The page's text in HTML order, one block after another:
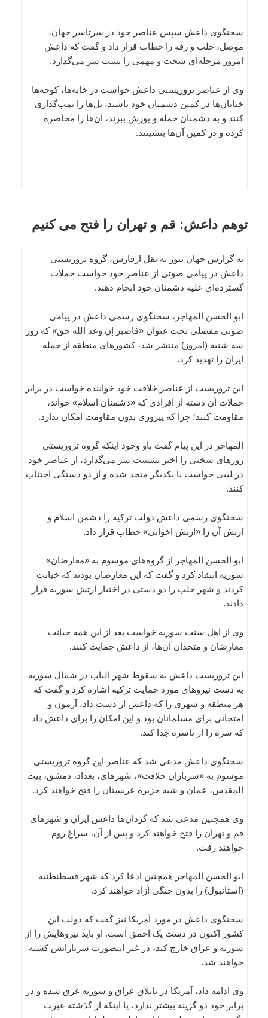
سخنگوی داعش سپس عناصر خود در سرتاسر جهان،
موصل، حلب و رقه را خطاب قرار داد و گفت که داعش
امروز مرحله‌ای سخت و مهمی را پشت سر می‌گذارد.
وی از عناصر تروریستی داعش خواست در خانه‌ها، کوچه‌ها
خیابان‌ها در کمین دشمنان خود باشند، پل‌ها را بمب‌گذاری
کنند و به دشمنان حمله و یورش ببرند، آن‌ها را محاصره
کرده و در کمین آن‌ها بنشینند.
توهم داعش: قم و تهران را فتح می کنیم
به گزارش جهان نیوز به نقل ازفارس، گروه تروریستی
داعش در پیامی صوتی از عناصر خود خواست حملات
گسترده‌ای علیه دشمنان خود انجام دهند.
ابو الحسن المهاجر، سخنگوی رسمی داعش در پیامی
صوتی مفصلی تحت عنوان «فاصبر إن وعد الله حق» که روز
سه شنبه (امروز) منتشر شد، کشورهای منطقه از جمله
ایران را تهدید کرد.
این تروریست از عناصر خلافت خود خواننده خواست در برابر
حملات آن دسته از افرادی که «دشمنان اسلام» خواند،
مقاومت کنند؛ چرا که پیروزی بدون مقاومت امکان ندارد.
المهاجر در این پیام گفت باو وجود اینکه گروه تروریستی
روزهای سختی را اخیر پشست سر می‌گذارد، از عناصر خود
در لیبی خواست با یکدیگر متحد شده و از دو دستگی اجتناب
کنند.
سخنگوی رسمی داعش دولت ترکیه را دشمن اسلام و
ارتش آن را «ارتش اخوانی» خطاب قرار داد.
ابو الحسن المهاجر از گروه‌های موسوم به «معارضان»
سوریه انتقاد کرد و گفت که این معارضان بودند که خیانت
کردند و شهر حلب را دو دستی در اختیار ارتش سوریه قرار
دادند.
وی از اهل سنت سوریه خواست بعد از این همه خیانت
معارضان و متحدان آن‌ها، از داعش حمایت کنند.
این تروریست داعش به سقوط شهر الباب در شمال سوریه
به دست نیروهای مورد حمایت ترکیه اشاره کرد و گفت که
هر منطقه و شهری را که داعش از دست داد، آزمون و
امتحانی برای مسلمانان بود و این امکان را برای داعش داد
که سره را از ناسره جدا کند.
سخنگوی داعش مدعی شد که عناصر این گروه تروریستی
موسوم به «سربازان خلافت»، شهرهای، بغداد، دمشق، بیت
المقدس، عمان و شبه جزیره عربستان را فتح خواهند کرد.
وی همچنین مدعی شد که گردان‌ها داعش ایران و شهرهای
قم و تهران را فتح خواهند کرد و پس از آن، سراغ روم
خواهند رفت.
ابو الحسن المهاجر همچنین ادعا کرد که شهر قسطنطنیه
(استانبول) را بدون جنگی آزاد خواهند کرد.
سخنگوی داعش در مورد آمریکا نیز گفت که دولت این
کشور اکنون در دست یک احمق است. او باید نیروهایش را از
سوریه و عراق خارج کند، در غیر اینصورت سربازانش کشته
خواهند شد.
وی ادامه داد، آمریکا در باتلاق عراق و سوریه غرق شده و در
برابر خود دو گزینه بیشتر ندارد، یا اینکه از گذشته عبرت